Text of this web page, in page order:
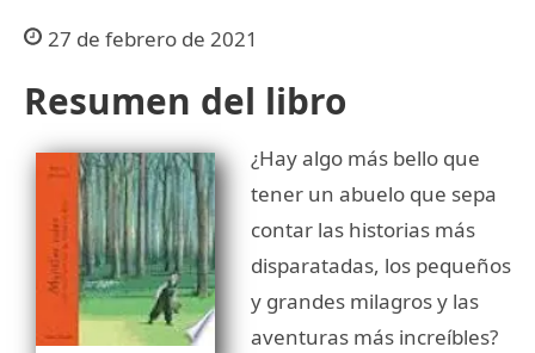
27 de febrero de 2021
Resumen del libro
¿Hay algo más bello que
tener un abuelo que sepa
contar las historias más
disparatadas, los pequeños
y grandes milagros y las
aventuras más increíbles?